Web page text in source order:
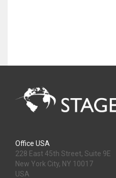
Office USA
228 East 45th Street, Suite 9E
New York City, NY 10017
USA